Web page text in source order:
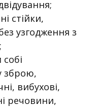
стійки,
узгодження з
зброю,
вибухові,
речовини,